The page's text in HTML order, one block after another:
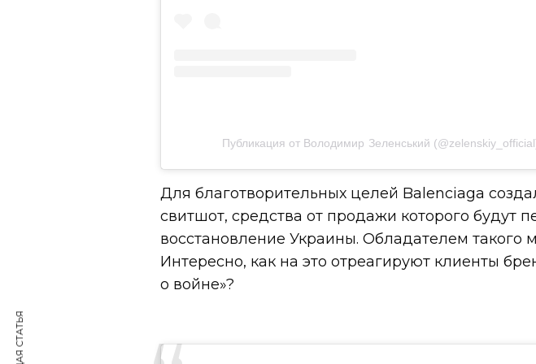
Публикация от Володимир Зеленський
Для благотворительных целей Balenciaga
свитшот, средства от продажи которого будут
восстановление Украины. Обладателем такого
Интересно, как на это отреагируют клиенты
о войне»?